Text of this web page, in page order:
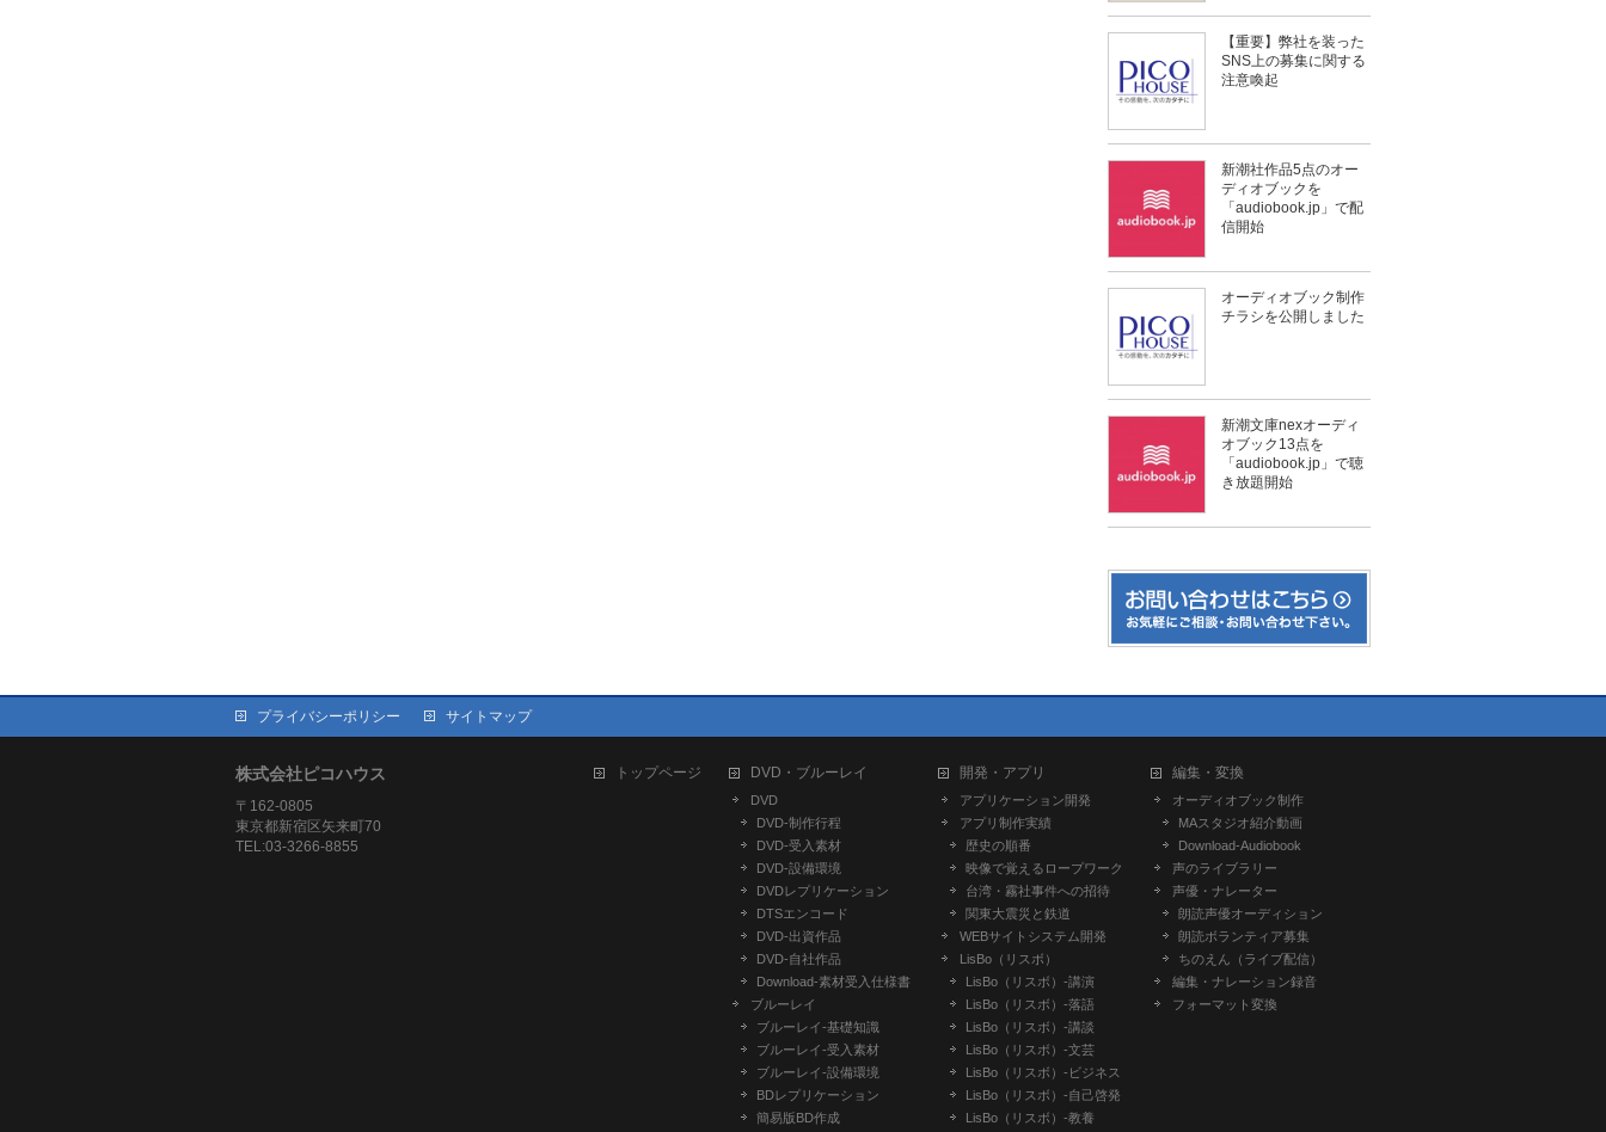
【重要】弊社を装った
SNS上の募集に関する
注意喚起
新潮社作品5点のオー
ディオブックを
「audiobook.jp」で配
信開始
オーディオブック制作
チラシを公開しました
新潮文庫nexオーディ
オブック13点を
「audiobook.jp」で聴
き放題開始
プライバシーポリシー サイトマップ
株式会社ピコハウス
〒162-0805
東京都新宿区矢来町70
TEL:03-3266-8855
トップページ DVD・ブルーレイ
DVD
DVD-制作行程
DVD-受入素材
DVD-設備環境
DVDレプリケーション
DTSエンコード
DVD-出資作品
DVD-自社作品
​Download-素材受入仕様書
ブルーレイ
ブルーレイ-基礎知識
ブルーレイ-受入素材
ブルーレイ-設備環境
BDレプリケーション
簡易版BD作成
開発・アプリ
アプリケーション開発
アプリ制作実績
歴史の順番
映像で覚えるロープワーク
台湾・霧社事件への招待
関東大震災と鉄道
WEBサイトシステム開発
LisBo（リスボ）
LisBo（リスボ）-講演
LisBo（リスボ）-落語
LisBo（リスボ）-講談
LisBo（リスボ）-文芸
LisBo（リスボ）-ビジネス
LisBo（リスボ）-自己啓発
LisBo（リスボ）-教養
編集・変換
オーディオブック制作
MAスタジオ紹介動画
Download-Audiobook
声のライブラリー
声優・ナレーター
朗読声優オーディション
朗読ボランティア募集
ちのえん（ライブ配信）
編集・ナレーション録音
フォーマット変換